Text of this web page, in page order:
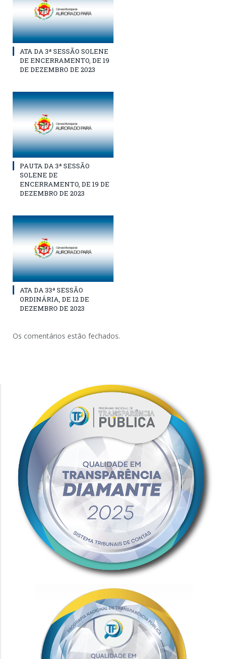
ATA DA 3ª SESSÃO SOLENE
DE ENCERRAMENTO, DE 19
DE DEZEMBRO DE 2023
PAUTA DA 3ª SESSÃO
SOLENE DE
ENCERRAMENTO, DE 19 DE
DEZEMBRO DE 2023
ATA DA 33ª SESSÃO
ORDINÁRIA, DE 12 DE
DEZEMBRO DE 2023
Os comentários estão fechados.